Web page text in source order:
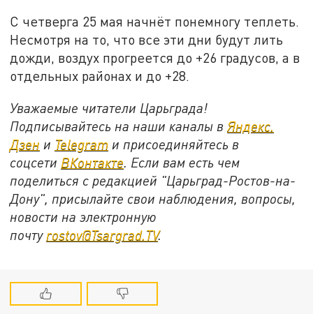
С четверга 25 мая начнёт понемногу теплеть.
Несмотря на то, что все эти дни будут лить
дожди, воздух прогреется до +26 градусов, а в
отдельных районах и до +28.
Уважаемые читатели Царьграда!
Подписывайтесь на наши каналы в Яндекс.
Дзен и Telegram и присоединяйтесь в
соцсети ВКонтакте . Если вам есть чем
поделиться с редакцией "Царьград-Ростов-на-
Дону", присылайте свои наблюдения, вопросы,
новости на электронную
почту rostov@Tsargrad.ТV.